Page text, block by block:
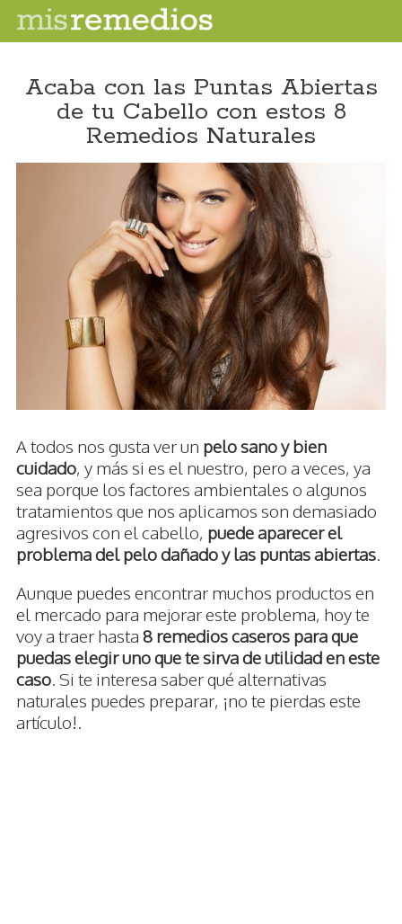
Acaba con las Puntas Abiertas
de tu Cabello con estos 8
Remedios Naturales
A todos nos gusta ver un pelo sano y bien
cuidado, y más si es el nuestro, pero a veces, ya
sea porque los factores ambientales o algunos
tratamientos que nos aplicamos son demasiado
agresivos con el cabello, puede aparecer el
problema del pelo dañado y las puntas abiertas.
Aunque puedes encontrar muchos productos en
el mercado para mejorar este problema, hoy te
voy a traer hasta 8 remedios caseros para que
puedas elegir uno que te sirva de utilidad en este
caso. Si te interesa saber qué alternativas
naturales puedes preparar, ¡no te pierdas este
artículo!.